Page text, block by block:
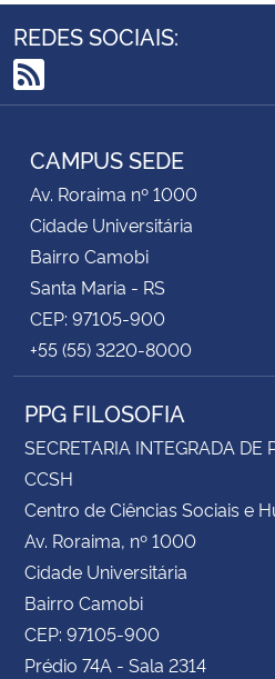
Ministério do Desenvolvimento Regional
Ministério da Mulher, da Família e dos
Secretaria-Geral
Secretaria de Governo
Gabinete de Segurança Institucional
Advocacia-Geral da União
REDES SOCIAIS:
RSS
CAMPUS SEDE
Av. Roraima nº 1000
Cidade Universitária
Bairro Camobi
Santa Maria - RS
CEP: 97105-900
+55 (55) 3220-8000
PPG FILOSOFIA
SECRETARIA INTEGRADA DE
CCSH
Centro de Ciências Sociais e
Av. Roraima, nº 1000
Cidade Universitária
Bairro Camobi
CEP: 97105-900
Prédio 74A - Sala 2314